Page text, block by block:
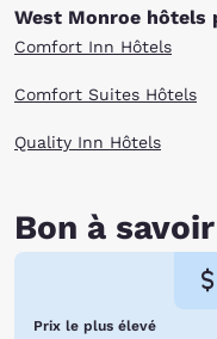
West Monroe hôtels
Comfort Inn Hôtels
Comfort Suites Hôtels
Quality Inn Hôtels
Bon à savoir
Prix le plus élevé